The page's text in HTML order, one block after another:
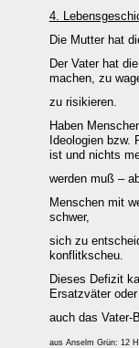
4.
Die Mutter hat
Der Vater hat
machen, zu
zu risikieren.
Haben
Ideologien bzw.
ist und nichts
werden muß –
Menschen mit
schwer,
sich zu
konflitkscheu.
Dieses Defizit
Ersatzväter oder
auch das Vater-
aus Anselm Grün: 12